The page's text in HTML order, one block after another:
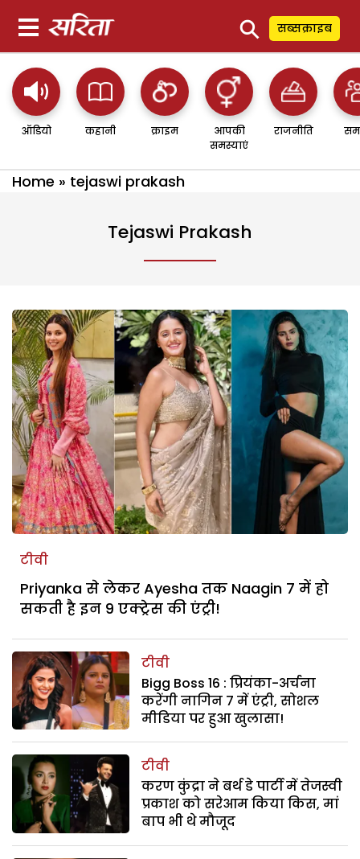
⚲ सब्सक्राइब
ऑडियो कहानी क्राइम
आपकी
समस्याएं
राजनीति
Home » tejaswi prakash
Tejaswi Prakash
टीवी
Priyanka से लेकर Ayesha तक Naagin 7 में हो
सकती है इन 9 एक्ट्रेस की एंट्री!
टीवी
Bigg Boss 16 : प्रियंका-अर्चना
करेंगी नागिन 7 में एंट्री, सोशल
मीडिया पर हुआ खुलासा!
टीवी
करण कुंद्रा ने बर्थ डे पार्टी में तेजस्वी
प्रकाश को सरेआम किया किस, मां
बाप भी थे मौजूद